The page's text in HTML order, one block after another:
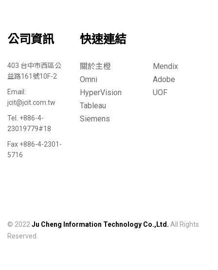
公司資訊
403 台中市西區公
益路161號10F-2
Email:
jcit@jcit.com.tw
Tel. +886-4-
23019779#18
Fax +886-4-2301-
5716
快速連結
關於主橙
Omni
HyperVision
Tableau
Siemens
Mendix
Adobe
UOF
© 2022 Ju Cheng Information Technology Co.,Ltd. All Rights
Reserved.